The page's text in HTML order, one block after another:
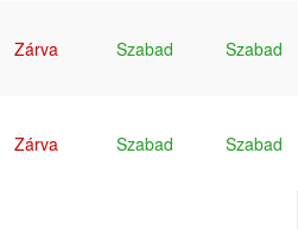
Zárva Szabad Szabad
Zárva Szabad Szabad